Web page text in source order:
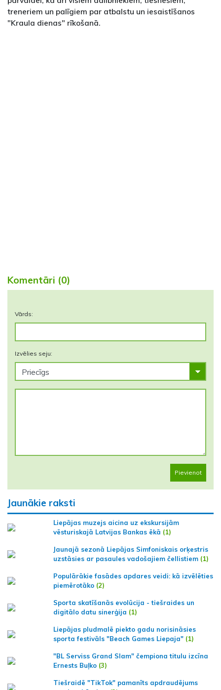
treneriem un palīgiem par atbalstu un iesaistīšanos
"Kraula dienas" rīkošanā.
Komentāri (0)
Vārds:
Izvēlies seju:
Pievienot
Jaunākie raksti
Liepājas muzejs aicina uz ekskursijām
vēsturiskajā Latvijas Bankas ēkā (1)
Jaunajā sezonā Liepājas Simfoniskais orķestris
uzstāsies ar pasaules vadošajiem čellistiem (1)
Populārākie fasādes apdares veidi: kā izvēlēties
piemērotāko (2)
Sporta skatīšanās evolūcija - tiešraides un
digitālo datu sinerģija (1)
Liepājas pludmalē piekto gadu norisināsies
sporta festivāls "Beach Games Liepaja" (1)
"BL Serviss Grand Slam" čempiona titulu izcīna
Ernests Buļko (3)
Tiešraidē "TikTok" pamanīts apdraudējums